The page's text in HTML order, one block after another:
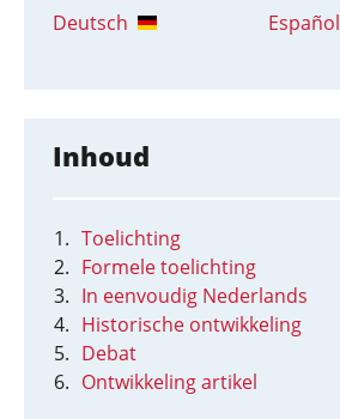
Deutsch
Español
Inhoud
Toelichting
Formele toelichting
In eenvoudig Nederlands
Historische ontwikkeling
Debat
Ontwikkeling artikel